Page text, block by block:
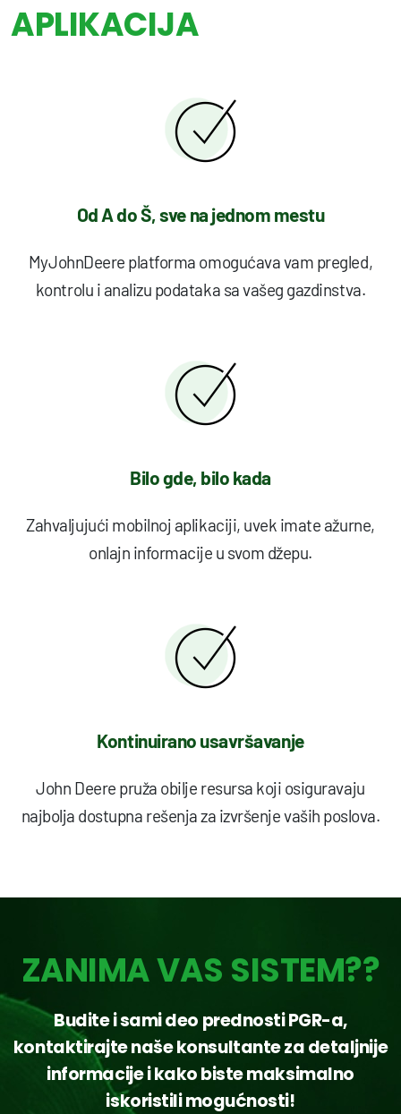
APLIKACIJA
Od A do Š, sve na jednom mestu
MyJohnDeere platforma omogućava vam pregled,
kontrolu i analizu podataka sa vašeg gazdinstva.
Bilo gde, bilo kada
Zahvaljujući mobilnoj aplikaciji, uvek imate ažurne,
onlajn informacije u svom džepu.
Kontinuirano usavršavanje
John Deere pruža obilje resursa koji osiguravaju
najbolja dostupna rešenja za izvršenje vaših poslova.
ZANIMA VAS SISTEM??
Budite i sami deo prednosti PGR-a,
kontaktirajte naše konsultante za detaljnije
informacije i kako biste maksimalno
iskoristili mogućnosti!